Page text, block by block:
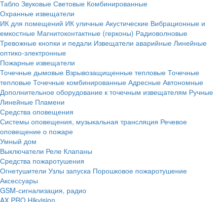
Табло Звуковые Световые Комбинированные
Охранные извещатели
ИК для помещений ИК уличные Акустические Вибрационные и
емкостные Магнитоконтактные (герконы) Радиоволновые
Тревожные кнопки и педали Извещатели аварийные Линейные
оптико-электронные
Пожарные извещатели
Точечные дымовые Взрывозащищенные тепловые Точечные
тепловые Точечные комбинированные Адресные Автономные
Дополнительное оборудование к точечным извещателям Ручные
Линейные Пламени
Средства оповещения
Системы оповещения, музыкальная трансляция Речевое
оповещение о пожаре
Умный дом
Выключатели Реле Клапаны
Средства пожаротушения
Огнетушители Узлы запуска Порошковое пожаротушение
Аксессуары
GSM-сигнализация, радио